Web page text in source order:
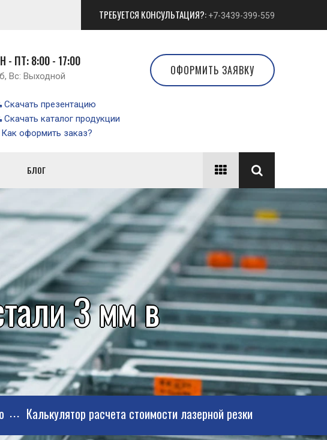
ТРЕБУЕТСЯ КОНСУЛЬТАЦИЯ?: +7-3439-399-559
- ПТ: 8:00 - 17:00
Вс: Выходной
Скачать презентацию
Скачать каталог продукции
Как оформить заказ?
ОФОРМИТЬ ЗАЯВКУ
БЛОГ
3 мм в
Калькулятор расчета стоимости лазерной резки